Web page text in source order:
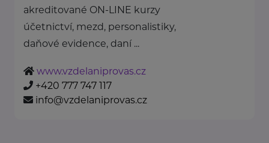
akreditované ON-LINE kurzy
účetnictví, mezd, personalistiky,
daňové evidence, daní ...
www.vzdelaniprovas.cz
+420 777 747 117
info@vzdelaniprovas.cz